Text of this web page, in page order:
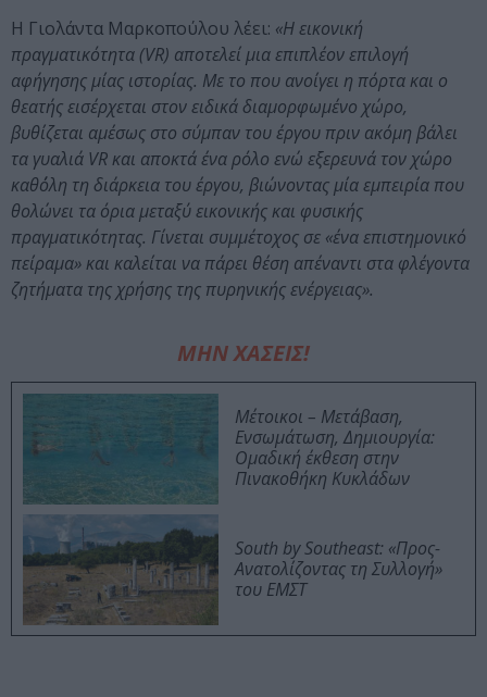
Η Γιολάντα Μαρκοπούλου λέει: «Η εικονική
πραγματικότητα (VR) αποτελεί μια επιπλέον επιλογή
αφήγησης μίας ιστορίας. Mε το που ανοίγει η πόρτα και ο
θεατής εισέρχεται στον ειδικά διαμορφωμένο χώρο,
βυθίζεται αμέσως στο σύμπαν του έργου πριν ακόμη βάλει
τα γυαλιά VR και αποκτά ένα ρόλο ενώ εξερευνά τον χώρο
καθ΄όλη τη διάρκεια του έργου, βιώνοντας μία εμπειρία που
θολώνει τα όρια μεταξύ εικονικής και φυσικής
πραγματικότητας. Γίνεται συμμέτοχος σε «ένα επιστημονικό
πείραμα» και καλείται να πάρει θέση απέναντι στα φλέγοντα
ζητήματα της χρήσης της πυρηνικής ενέργειας».
ΜΗΝ ΧΑΣΕΙΣ!
Μέτοικοι – Μετάβαση,
Ενσωμάτωση, Δημιουργία:
Ομαδική έκθεση στην
Πινακοθήκη Κυκλάδων
South by Southeast: «Προς-
Ανατολίζοντας τη Συλλογή»
του ΕΜΣΤ